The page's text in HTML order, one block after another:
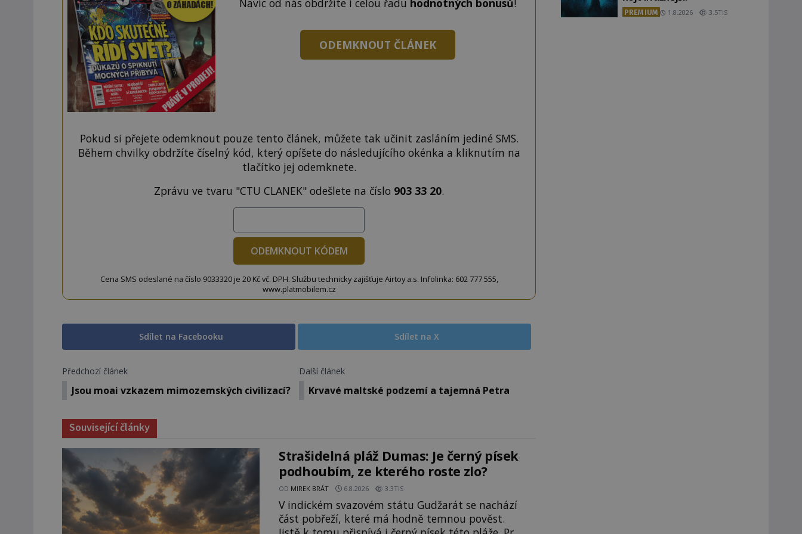
ODEMKNOUT ČLÁNEK
Pokud si přejete odemknout pouze tento článek, můžete tak učinit zasláním jediné SMS.
Během chvilky obdržíte číselný kód, který opíšete do následujícího okénka a kliknutím na
tlačítko jej odemknete.
Zprávu ve tvaru "CTU CLANEK" odešlete na číslo 903 33 20.
ODEMKNOUT KÓDEM
Cena SMS odeslané na číslo 9033320 je 20 Kč vč. DPH. Službu technicky zajišťuje Airtoy a.s. Infolinka: 602 777 555,
www.platmobilem.cz
Sdílet na Facebooku Sdílet na X
Předchozí článek
Jsou moai vzkazem mimozemských civilizací?
Další článek
Krvavé maltské podzemí a tajemná Petra
Související články
Strašidelná pláž Dumas: Je černý písek
podhoubím, ze kterého roste zlo?
OD MIREK BRÁT 6.8.2026 3.3TIS
V indickém svazovém státu Gudžarát se nachází
část pobřeží, které má hodně temnou pověst.
PREMIUM 1.8.2026 3.5TIS